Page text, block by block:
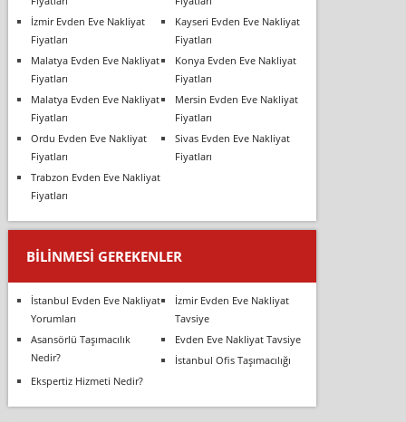
İzmir Evden Eve Nakliyat
Fiyatları
Kayseri Evden Eve Nakliyat
Fiyatları
Malatya Evden Eve Nakliyat
Fiyatları
Konya Evden Eve Nakliyat
Fiyatları
Malatya Evden Eve Nakliyat
Fiyatları
Mersin Evden Eve Nakliyat
Fiyatları
Ordu Evden Eve Nakliyat
Fiyatları
Sivas Evden Eve Nakliyat
Fiyatları
Trabzon Evden Eve Nakliyat
Fiyatları
BILINMESI GEREKENLER
İstanbul Evden Eve Nakliyat
Yorumları
İzmir Evden Eve Nakliyat
Tavsiye
Asansörlü Taşımacılık
Nedir?
Evden Eve Nakliyat Tavsiye
İstanbul Ofis Taşımacılığı
Ekspertiz Hizmeti Nedir?